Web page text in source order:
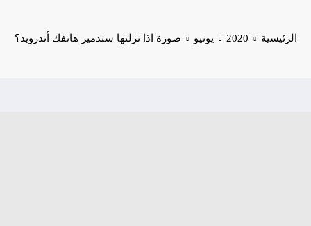
الرئيسية 2020 يونيو صورة اذا نزلتها ستدمير هاتفك أندرويد؟